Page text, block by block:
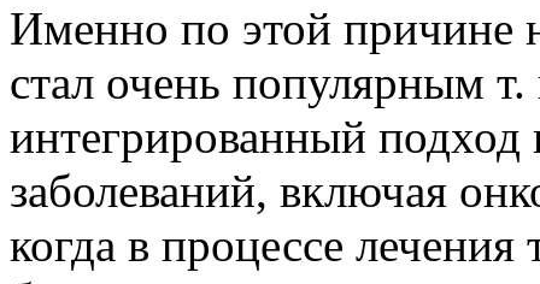
Именно по этой причине
стал очень популярным
интегрированный
заболеваний, включая
когда в процессе лечения